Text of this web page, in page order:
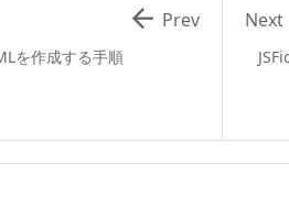
Next
を作成する手順
 Prev